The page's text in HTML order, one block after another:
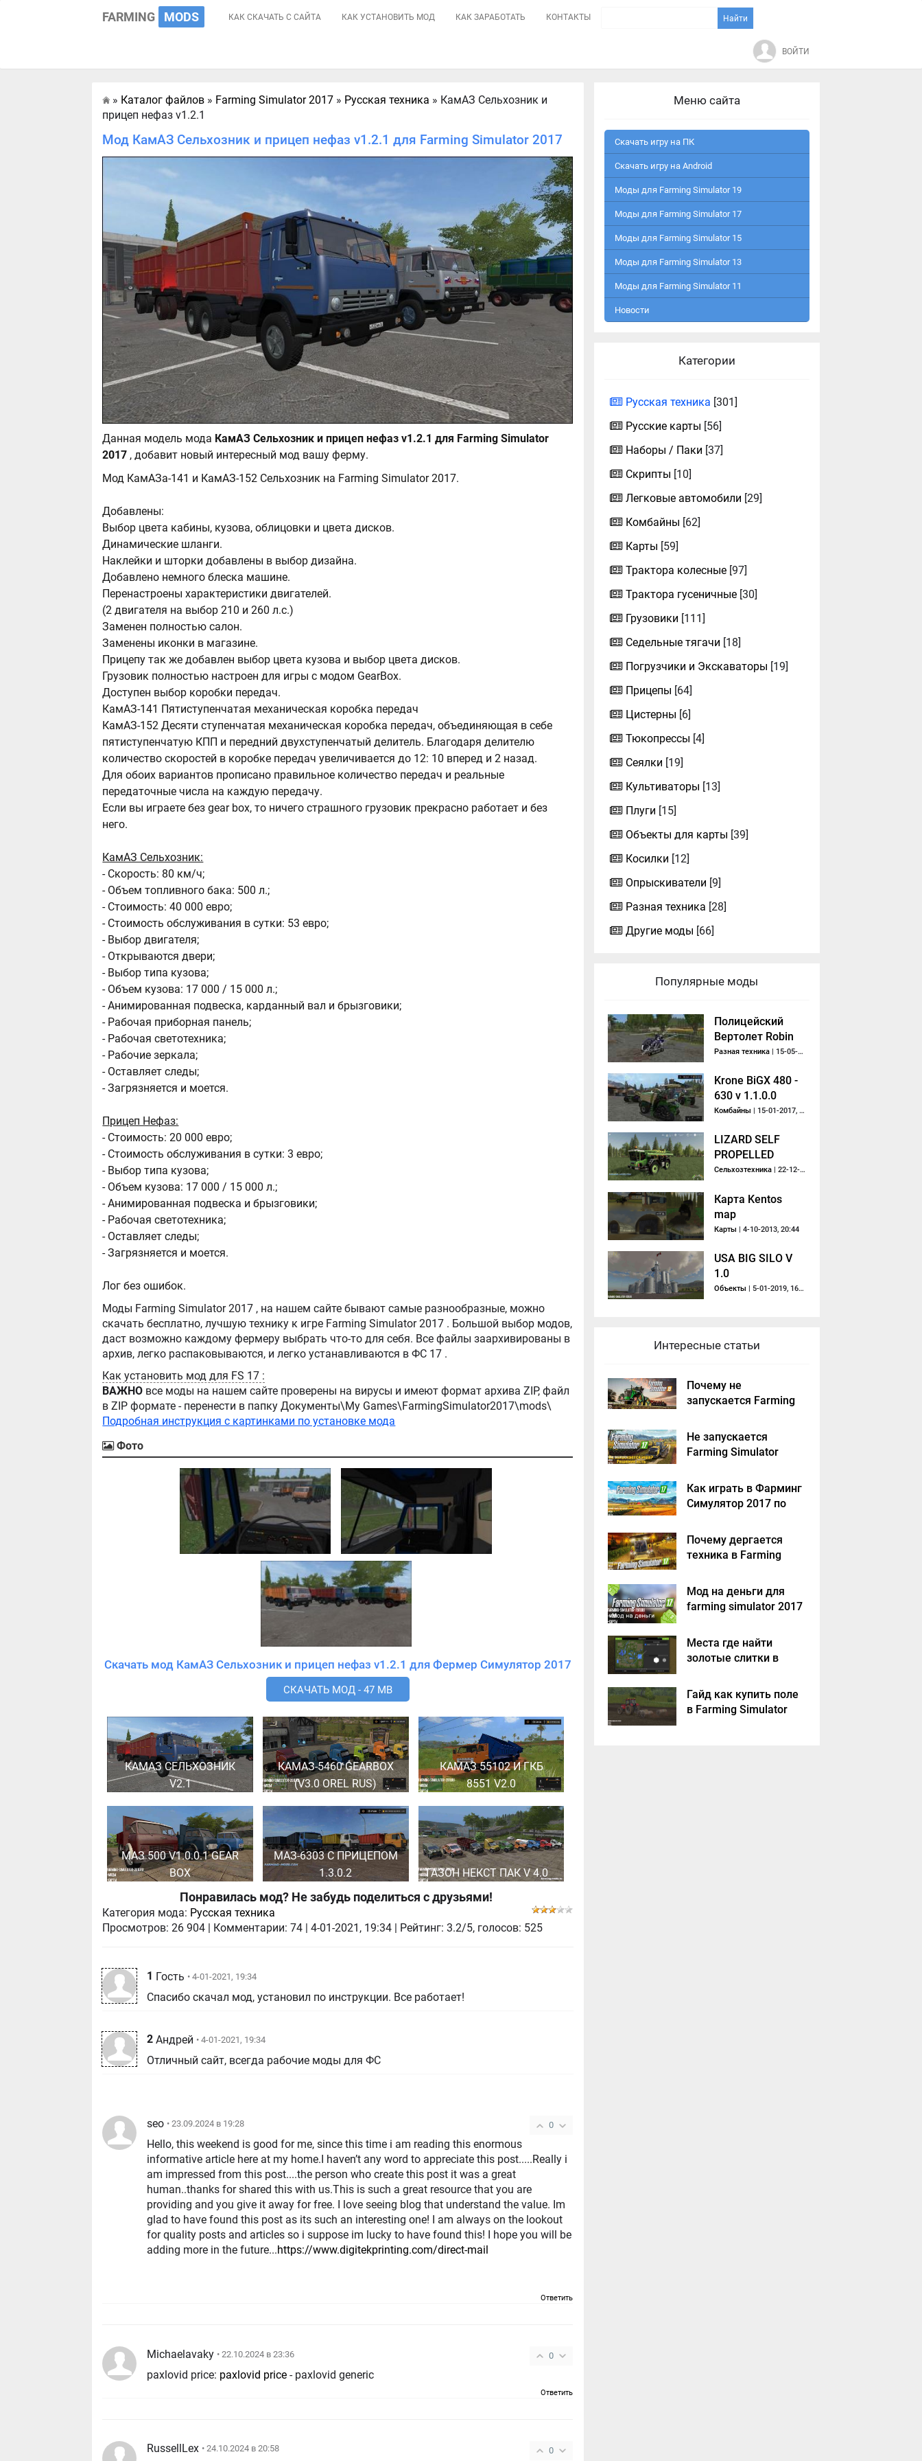
FARMING MODS КАК СКАЧАТЬ С САЙТА КАК УСТАНОВИТЬ МОД КАК ЗАРАБОТАТЬ КОНТАКТЫ
ВОЙТИ
Главная
» Каталог файлов » Farming Simulator 2017 » Русская техника » КамАЗ Сельхозник и
прицеп нефаз v1.2.1
Мод КамАЗ Сельхозник и прицеп нефаз v1.2.1 для Farming Simulator 2017
Данная модель мода КамАЗ Сельхозник и прицеп нефаз v1.2.1 для Farming Simulator
2017 , добавит новый интересный мод вашу ферму.
Мод КамАЗа-141 и КамАЗ-152 Сельхозник на Farming Simulator 2017.
Добавлены:
Выбор цвета кабины, кузова, облицовки и цвета дисков.
Динамические шланги.
Наклейки и шторки добавлены в выбор дизайна.
Добавлено немного блеска машине.
Перенастроены характеристики двигателей.
(2 двигателя на выбор 210 и 260 л.с.)
Заменен полностью салон.
Заменены иконки в магазине.
Прицепу так же добавлен выбор цвета кузова и выбор цвета дисков.
Грузовик полностью настроен для игры с модом GearBox.
Доступен выбор коробки передач.
КамАЗ-141 Пятиступенчатая механическая коробка передач
КамАЗ-152 Десяти ступенчатая механическая коробка передач, объединяющая в себе
пятиступенчатую КПП и передний двухступенчатый делитель. Благодаря делителю
количество скоростей в коробке передач увеличивается до 12: 10 вперед и 2 назад.
Для обоих вариантов прописано правильное количество передач и реальные
передаточные числа на каждую передачу.
Если вы играете без gear box, то ничего страшного грузовик прекрасно работает и без
него.
КамАЗ Сельхозник:
- Скорость: 80 км/ч;
- Объем топливного бака: 500 л.;
- Стоимость: 40 000 евро;
- Стоимость обслуживания в сутки: 53 евро;
- Выбор двигателя;
- Открываются двери;
- Выбор типа кузова;
- Объем кузова: 17 000 / 15 000 л.;
- Анимированная подвеска, карданный вал и брызговики;
- Рабочая приборная панель;
- Рабочая светотехника;
- Рабочие зеркала;
- Оставляет следы;
- Загрязняется и моется.
Прицеп Нефаз:
- Стоимость: 20 000 евро;
- Стоимость обслуживания в сутки: 3 евро;
- Выбор типа кузова;
- Объем кузова: 17 000 / 15 000 л.;
- Анимированная подвеска и брызговики;
- Рабочая светотехника;
- Оставляет следы;
- Загрязняется и моется.
Лог без ошибок.
Моды Farming Simulator 2017 , на нашем сайте бывают самые разнообразные, можно
скачать бесплатно, лучшую технику к игре Farming Simulator 2017 . Большой выбор модов,
даст возможно каждому фермеру выбрать что-то для себя. Все файлы заархивированы в
архив, легко распаковываются, и легко устанавливаются в ФС 17 .
Как установить мод для FS 17 :
ВАЖНО все моды на нашем сайте проверены на вирусы и имеют формат архива ZIP, файл
в ZIP формате - перенести в папку Документы\My Games\FarmingSimulator2017\mods\
Подробная инструкция с картинками по установке мода
Фото
Скачать мод КамАЗ Сельхозник и прицеп нефаз v1.2.1 для Фермер Симулятор 2017
СКАЧАТЬ МОД - 47 MB
КАМАЗ СЕЛЬХОЗНИК
V2.1
КАМАЗ-5460 GEARBOX
(V3.0 OREL RUS)
КАМАЗ 55102 И ГКБ
8551 V2.0
МАЗ 500 V1.0.0.1 GEAR
BOX
МАЗ-6303 C ПРИЦЕПОМ
1.3.0.2
ГАЗОН НЕКСТ ПАК V 4.0
Понравилась мод? Не забудь поделиться с друзьями!
Категория мода: Русская техника
Просмотров: 26 904 Комментарии: 74 |4-01-2021, 19:34 | Рейтинг: 3.2/5, голосов: 525
1 Гость • 4-01-2021, 19:34
Спасибо скачал мод, установил по инструкции. Все работает!
2 Андрей • 4-01-2021, 19:34
Отличный сайт, всегда рабочие моды для ФС
0
seo • 23.09.2024 в 19:28
Hello, this weekend is good for me, since this time i am reading this enormous
informative article here at my home.I haven’t any word to appreciate this post.....Really i
am impressed from this post....the person who create this post it was a great
human..thanks for shared this with us.This is such a great resource that you are
providing and you give it away for free. I love seeing blog that understand the value. Im
glad to have found this post as its such an interesting one! I am always on the lookout
for quality posts and articles so i suppose im lucky to have found this! I hope you will be
adding more in the future...https://www.digitekprinting.com/direct-mail
Ответить
0
Michaelavaky • 22.10.2024 в 23:36
paxlovid price: paxlovid price - paxlovid generic
Ответить
0
RussellLex • 24.10.2024 в 20:58
Меню сайта
Скачать игру на ПК
Скачать игру на Android
Моды для Farming Simulator 19
Моды для Farming Simulator 17
Моды для Farming Simulator 15
Моды для Farming Simulator 13
Моды для Farming Simulator 11
Новости
Категории
Русская техника [301]
Русские карты [56]
Наборы / Паки [37]
Скрипты [10]
Легковые автомобили [29]
Комбайны [62]
Карты [59]
Трактора колесные [97]
Трактора гусеничные [30]
Грузовики [111]
Седельные тягачи [18]
Погрузчики и Экскаваторы [19]
Прицепы [64]
Цистерны [6]
Тюкопрессы [4]
Сеялки [19]
Культиваторы [13]
Плуги [15]
Объекты для карты [39]
Косилки [12]
Опрыскиватели [9]
Разная техника [28]
Другие моды [66]
Популярные моды
Полицейский
Вертолет Robin
DR 400 v 1.0
Разная техника | 15-05-2017, 14:01
Krone BiGX 480 -
630 v 1.1.0.0
Комбайны | 15-01-2017, 15:11
LIZARD SELF
PROPELLED
SPRAYER V1.0
Сельхозтехника | 22-12-2019, 19:27
Карта Kentos
map
Карты | 4-10-2013, 20:44
USA BIG SILO V
1.0
Объекты | 5-01-2019, 16:06
Интересные статьи
Почему не
запускается Farming
решение
Не запускается
Farming Simulator
Как играть в Фарминг
Симулятор 2017 по
Почему дергается
техника в Farming
Мод на деньги для
farming simulator 2017
Места где найти
золотые слитки в
2017?
Гайд как купить поле
в Farming Simulator